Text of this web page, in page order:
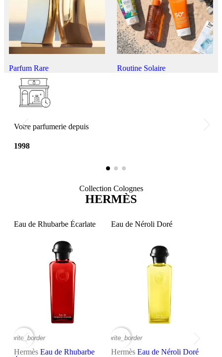
Parfum Rare Routine Solaire
Votre parfumerie depuis
1998
Collection Colognes
HERMÈS
Eau de Rhubarbe Écarlate
favorite_border
Hermès Eau de Rhubarbe
Eau de Néroli Doré
favorite_border
Hermès Eau de Néroli Doré